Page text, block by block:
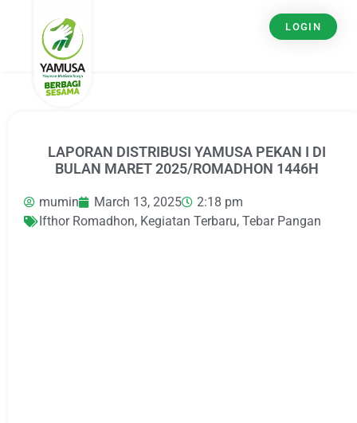
LOGIN
LAPORAN DISTRIBUSI YAMUSA PEKAN I DI
BULAN MARET 2025/ROMADHON 1446H
mumin March 13, 2025
2:18 pm
Ifthor Romadhon, Kegiatan Terbaru, Tebar Pangan